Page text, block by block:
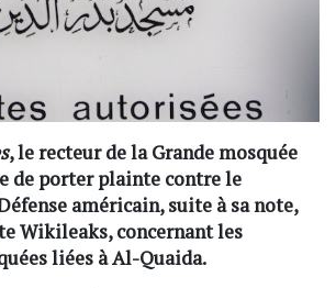
, le recteur de la Grande mosquée
de porter plainte contre le
américain, suite à sa note,
Wikileaks, concernant les
liées à Al-Quaida.